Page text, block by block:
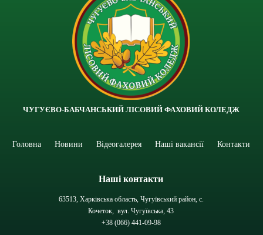
ЧУГУЄВО-БАБЧАНСЬКИЙ ЛІСОВИЙ ФАХОВИЙ КОЛЕДЖ
Головна Новини Відеогалерея Наші вакансії Контакти
Наші контакти
63513, Харківська область, Чугуївський район, с.
Кочеток, вул. Чугуївська, 43
+38 (066) 441-09-98